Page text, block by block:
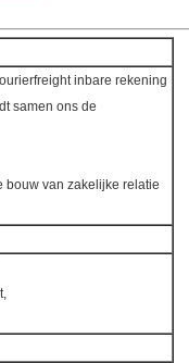
inbare rekening
samen ons de
bouw van zakelijke relatie